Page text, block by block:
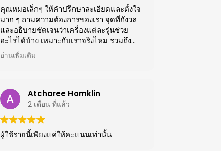
คุณหมอเล็กๆ ให้คำปรึกษาละเอียดและตั้งใจ
มาก ๆ ถามความต้องการของเรา จุดที่กังวล
และอธิบายชัดเจนว่าเครื่องแต่ละรุ่นช่วย
อะไรได้บ้าง เหมาะกับเราจริงไหม รวมถึง
อธิบายแนวทางการแก้ไขแต่ละจุดอย่างตรง
ค่ะ หมอมือเบาและละเอียดจริง ๆ
อ่านเพิ่มเติม
Atcharee Homklin
2 เดือน ที่แล้ว
ผู้ใช้รายนี้เพียงแค่ให้คะแนนเท่านั้น